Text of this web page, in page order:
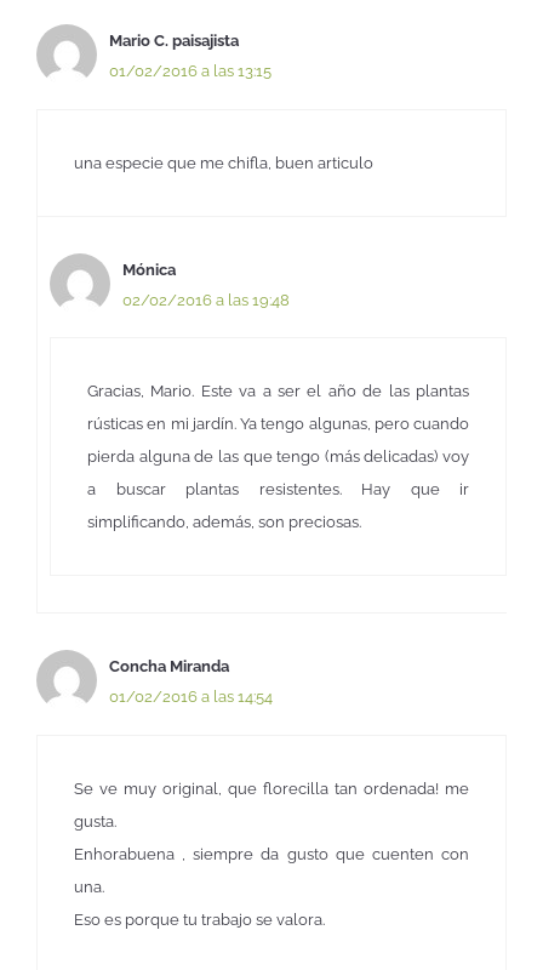
Mario C. paisajista
01/02/2016 a las 13:15
una especie que me chifla, buen articulo
Mónica
02/02/2016 a las 19:48
Gracias, Mario. Este va a ser el año de las plantas
rústicas en mi jardín. Ya tengo algunas, pero cuando
pierda alguna de las que tengo (más delicadas) voy
a buscar plantas resistentes. Hay que ir
simplificando, además, son preciosas.
Concha Miranda
01/02/2016 a las 14:54
Se ve muy original, que florecilla tan ordenada! me
gusta.
Enhorabuena , siempre da gusto que cuenten con
una.
Eso es porque tu trabajo se valora.